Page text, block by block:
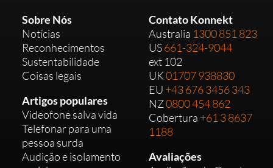
Sobre Nós
Notícias
Reconhecimentos
Sustentabilidade
Coisas legais
Artigos populares
Videofone salva vida
Telefonar para uma
pessoa surda
Audição e isolamento
Contato Konnekt
Australia 1300 851 823
US661-324-9044
ext 102
UK01707 938830
EU +43 676 3456 343
NZ0800 454 862
Cobertura +61 3 8637
1188
Avaliações